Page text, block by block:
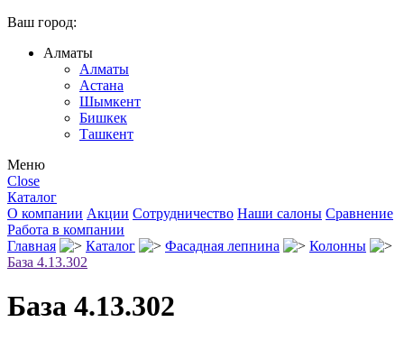
Ваш город:
Алматы
Алматы
Астана
Шымкент
Бишкек
Ташкент
Меню
Close
Каталог
О компании Акции Сотрудничество Наши салоны Сравнение
Работа в компании
Главная
Каталог Фасадная лепнина
Колонны
База 4.13.302
База 4.13.302